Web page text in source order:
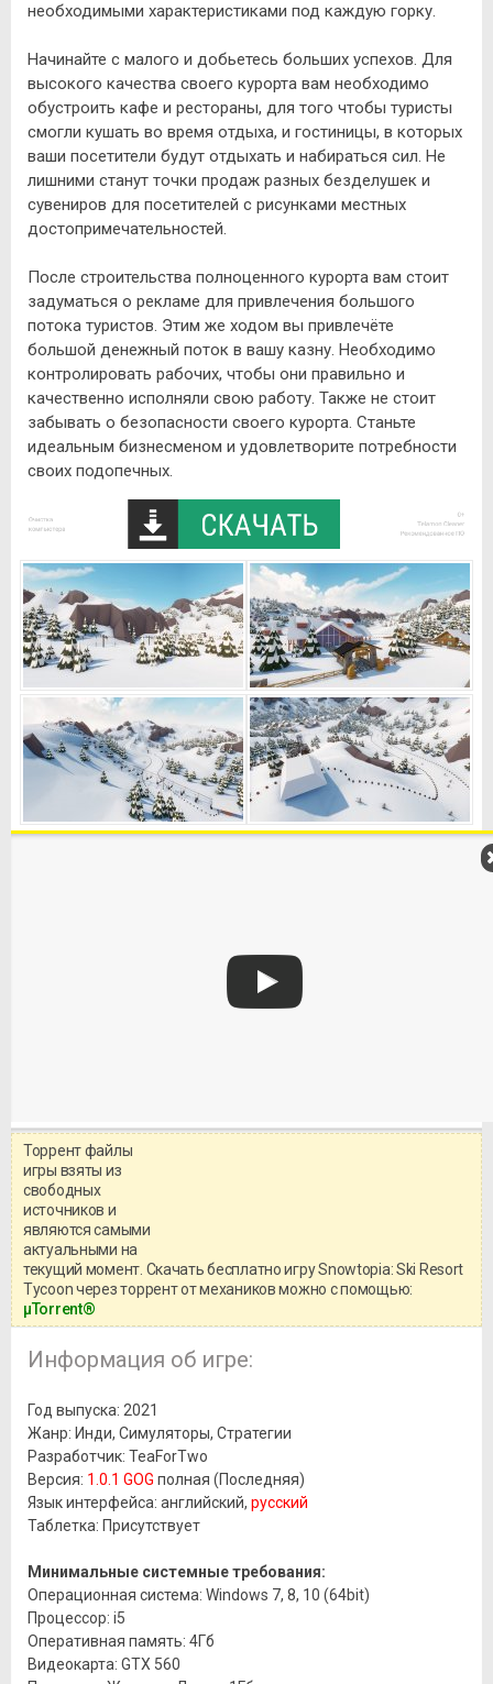
необходимыми характеристиками под каждую горку.
Начинайте с малого и добьетесь больших успехов. Для
высокого качества своего курорта вам необходимо
обустроить кафе и рестораны, для того чтобы туристы
смогли кушать во время отдыха, и гостиницы, в которых
ваши посетители будут отдыхать и набираться сил. Не
лишними станут точки продаж разных безделушек и
сувениров для посетителей с рисунками местных
достопримечательностей.
После строительства полноценного курорта вам стоит
задуматься о рекламе для привлечения большого
потока туристов. Этим же ходом вы привлечёте
большой денежный поток в вашу казну. Необходимо
контролировать рабочих, чтобы они правильно и
качественно исполняли свою работу. Также не стоит
забывать о безопасности своего курорта. Станьте
идеальным бизнесменом и удовлетворите потребности
своих подопечных.
Торрент файлы
игры взяты из
свободных
источников и
являются самыми
актуальными на
текущий момент. Скачать бесплатно игру Snowtopia: Ski Resort
Tycoon через торрент от механиков можно с помощью:
μTorrent®
Информация об игре:
Год выпуска: 2021
Жанр: Инди, Симуляторы, Стратегии
Разработчик: TeaForTwo
Версия: 1.0.1 GOG полная (Последняя)
Язык интерфейса: английский, русский
Таблетка: Присутствует
Минимальные системные требования:
Операционная система: Windows 7, 8, 10 (64bit)
Процессор: i5
Оперативная память: 4Гб
Видеокарта: GTX 560